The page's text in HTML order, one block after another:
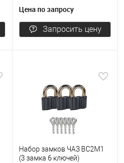
Цена по запросу
Запросить цену
Набор замков ЧАЗ ВС2М1
(3 замка 6 ключей)